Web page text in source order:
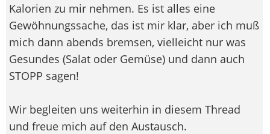
Kalorien zu mir nehmen. Es ist alles eine
Gewöhnungssache, das ist mir klar, aber ich muß
mich dann abends bremsen, vielleicht nur was
Gesundes (Salat oder Gemüse) und dann auch
STOPP sagen!
Wir begleiten uns weiterhin in diesem Thread
und freue mich auf den Austausch.